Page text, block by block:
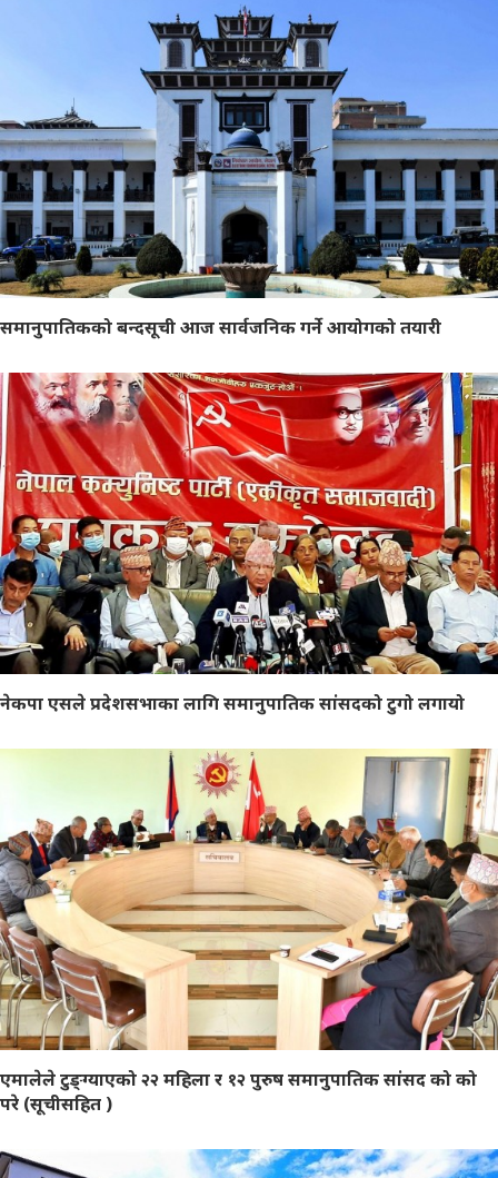
समानुपातिकको बन्दसूची आज सार्वजनिक गर्ने आयोगको तयारी
नेकपा एसले प्रदेशसभाका लागि समानुपातिक सांसदको टुगो लगायो
एमालेले टुङ्ग्याएको २२ महिला र १२ पुरुष समानुपातिक सांसद को को
परे (सूचीसहित )